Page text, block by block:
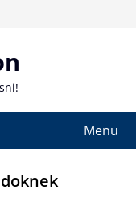
Menu